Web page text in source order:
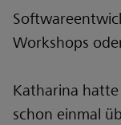
Workshops
Katharina
schon einmal